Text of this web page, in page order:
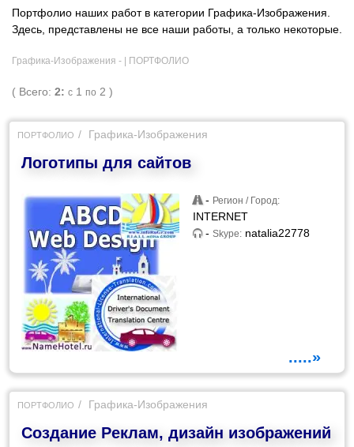
Портфолио наших работ в категории Графика-Изображения.
Здесь, представлены не все наши работы, а только некоторые.
Графика-Изображения - | ПОРТФОЛИО
( Всего: 2: с 1 по 2 )
ПОРТФОЛИО Графика-Изображения
Логотипы для сайтов
- Регион / Город:
INTERNET
-Skype: natalia22778
.....»
ПОРТФОЛИО Графика-Изображения
Создание Реклам, дизайн изображений